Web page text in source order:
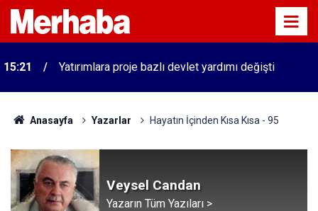
15:21 Yatırımlara proje bazlı devlet yardımı değişti
Anasayfa Yazarlar Hayatın İçinden Kısa Kısa - 95
Veysel Candan
Yazarın Tüm Yazıları >